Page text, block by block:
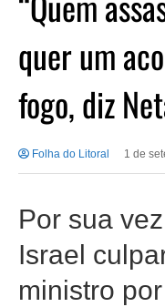
quer um
fogo, diz
Folha do Litoral 1 de
Por sua
Israel
ministro